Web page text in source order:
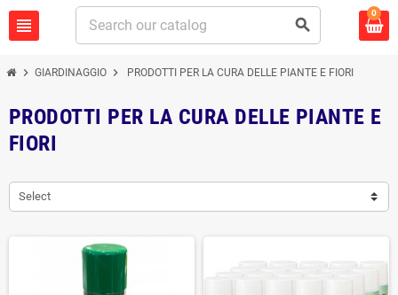
view_headline search
0
chevron_right GIARDINAGGIO chevron_right PRODOTTI PER LA CURA DELLE PIANTE E FIORI
PRODOTTI PER LA CURA DELLE PIANTE E
FIORI
Select